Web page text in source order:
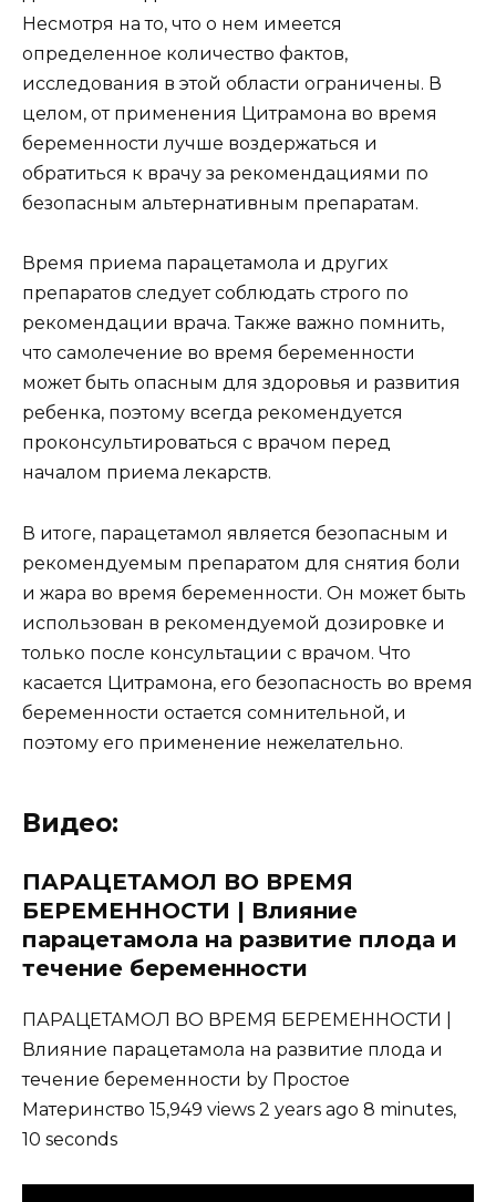
Несмотря на то, что о нем имеется
определенное количество фактов,
исследования в этой области ограничены. В
целом, от применения Цитрамона во время
беременности лучше воздержаться и
обратиться к врачу за рекомендациями по
безопасным альтернативным препаратам.
Время приема парацетамола и других
препаратов следует соблюдать строго по
рекомендации врача. Также важно помнить,
что самолечение во время беременности
может быть опасным для здоровья и развития
ребенка, поэтому всегда рекомендуется
проконсультироваться с врачом перед
началом приема лекарств.
В итоге, парацетамол является безопасным и
рекомендуемым препаратом для снятия боли
и жара во время беременности. Он может быть
использован в рекомендуемой дозировке и
только после консультации с врачом. Что
касается Цитрамона, его безопасность во время
беременности остается сомнительной, и
поэтому его применение нежелательно.
Видео:
ПАРАЦЕТАМОЛ ВО ВРЕМЯ
БЕРЕМЕННОСТИ | Влияние
парацетамола на развитие плода и
течение беременности
ПАРАЦЕТАМОЛ ВО ВРЕМЯ БЕРЕМЕННОСТИ |
Влияние парацетамола на развитие плода и
течение беременности by Простое
Материнство 15,949 views 2 years ago 8 minutes,
10 seconds